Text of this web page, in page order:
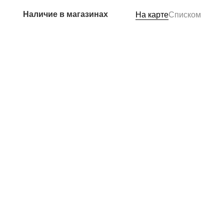
Наличие в магазинах На картеСписком